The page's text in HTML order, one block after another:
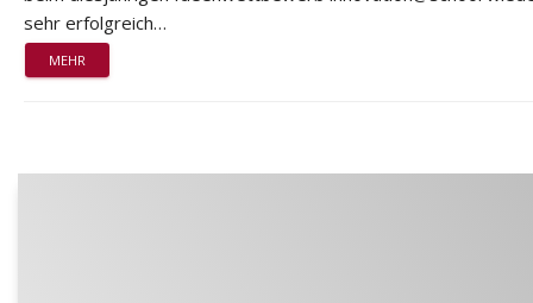
sehr erfolgreich…
MEHR